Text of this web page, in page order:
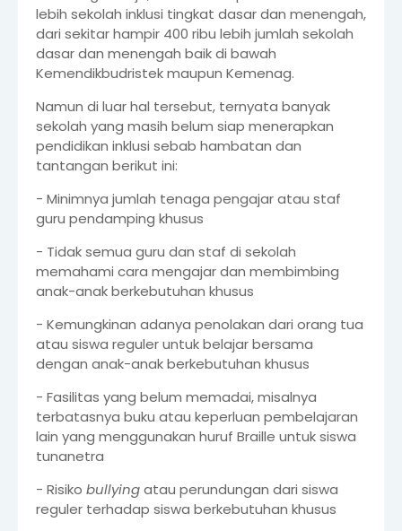
lebih sekolah inklusi tingkat dasar dan menengah,
dari sekitar hampir 400 ribu lebih jumlah sekolah
dasar dan menengah baik di bawah
Kemendikbudristek maupun Kemenag.
Namun di luar hal tersebut, ternyata banyak
sekolah yang masih belum siap menerapkan
pendidikan inklusi sebab hambatan dan
tantangan berikut ini:
- Minimnya jumlah tenaga pengajar atau staf
guru pendamping khusus
- Tidak semua guru dan staf di sekolah
memahami cara mengajar dan membimbing
anak-anak berkebutuhan khusus
- Kemungkinan adanya penolakan dari orang tua
atau siswa reguler untuk belajar bersama
dengan anak-anak berkebutuhan khusus
- Fasilitas yang belum memadai, misalnya
terbatasnya buku atau keperluan pembelajaran
lain yang menggunakan huruf Braille untuk siswa
tunanetra
- Risiko bullyingatau perundungan dari siswa
reguler terhadap siswa berkebutuhan khusus